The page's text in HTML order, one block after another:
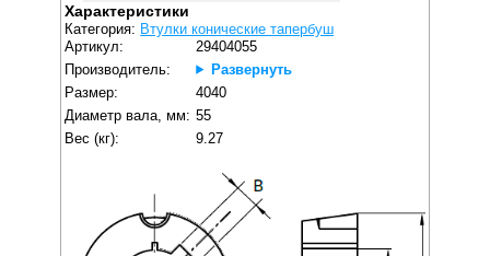
Характеристики
Категория: Втулки конические тапербуш
Артикул:
29404055
Производитель:
Развернуть
Размер:
4040
Диаметр вала, мм: 55
Вес (кг):
9.27